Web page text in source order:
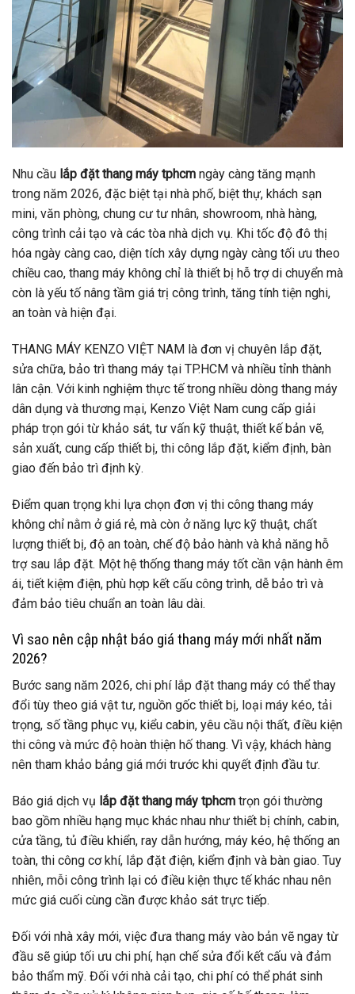
Nhu cầu lắp đặt thang máy tphcm ngày càng tăng mạnh
trong năm 2026, đặc biệt tại nhà phố, biệt thự, khách sạn
mini, văn phòng, chung cư tư nhân, showroom, nhà hàng,
công trình cải tạo và các tòa nhà dịch vụ. Khi tốc độ đô thị
hóa ngày càng cao, diện tích xây dựng ngày càng tối ưu theo
chiều cao, thang máy không chỉ là thiết bị hỗ trợ di chuyển mà
còn là yếu tố nâng tầm giá trị công trình, tăng tính tiện nghi,
an toàn và hiện đại.
THANG MÁY KENZO VIỆT NAM là đơn vị chuyên lắp đặt,
sửa chữa, bảo trì thang máy tại TP.HCM và nhiều tỉnh thành
lân cận. Với kinh nghiệm thực tế trong nhiều dòng thang máy
dân dụng và thương mại, Kenzo Việt Nam cung cấp giải
pháp trọn gói từ khảo sát, tư vấn kỹ thuật, thiết kế bản vẽ,
sản xuất, cung cấp thiết bị, thi công lắp đặt, kiểm định, bàn
giao đến bảo trì định kỳ.
Điểm quan trọng khi lựa chọn đơn vị thi công thang máy
không chỉ nằm ở giá rẻ, mà còn ở năng lực kỹ thuật, chất
lượng thiết bị, độ an toàn, chế độ bảo hành và khả năng hỗ
trợ sau lắp đặt. Một hệ thống thang máy tốt cần vận hành êm
ái, tiết kiệm điện, phù hợp kết cấu công trình, dễ bảo trì và
đảm bảo tiêu chuẩn an toàn lâu dài.
Vì sao nên cập nhật báo giá thang máy mới nhất năm
2026?
Bước sang năm 2026, chi phí lắp đặt thang máy có thể thay
đổi tùy theo giá vật tư, nguồn gốc thiết bị, loại máy kéo, tải
trọng, số tầng phục vụ, kiểu cabin, yêu cầu nội thất, điều kiện
thi công và mức độ hoàn thiện hố thang. Vì vậy, khách hàng
nên tham khảo bảng giá mới trước khi quyết định đầu tư.
Báo giá dịch vụ lắp đặt thang máy tphcm trọn gói thường
bao gồm nhiều hạng mục khác nhau như thiết bị chính, cabin,
cửa tầng, tủ điều khiển, ray dẫn hướng, máy kéo, hệ thống an
toàn, thi công cơ khí, lắp đặt điện, kiểm định và bàn giao. Tuy
nhiên, mỗi công trình lại có điều kiện thực tế khác nhau nên
mức giá cuối cùng cần được khảo sát trực tiếp.
Đối với nhà xây mới, việc đưa thang máy vào bản vẽ ngay từ
đầu sẽ giúp tối ưu chi phí, hạn chế sửa đổi kết cấu và đảm
bảo thẩm mỹ. Đối với nhà cải tạo, chi phí có thể phát sinh